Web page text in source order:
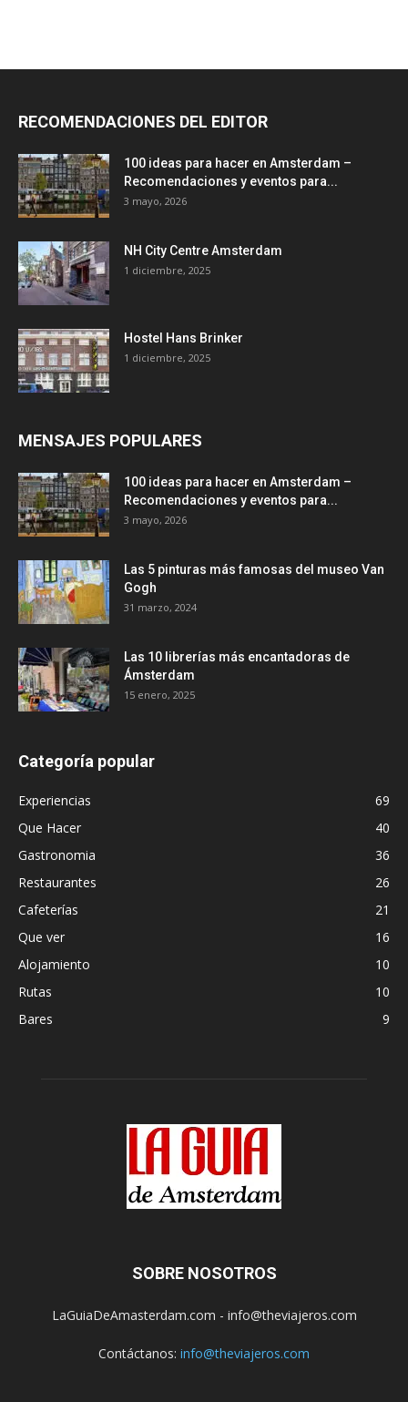
RECOMENDACIONES DEL EDITOR
100 ideas para hacer en Amsterdam –
Recomendaciones y eventos para...
3 mayo, 2026
NH City Centre Amsterdam
1 diciembre, 2025
Hostel Hans Brinker
1 diciembre, 2025
MENSAJES POPULARES
100 ideas para hacer en Amsterdam –
Recomendaciones y eventos para...
3 mayo, 2026
Las 5 pinturas más famosas del museo Van
Gogh
31 marzo, 2024
Las 10 librerías más encantadoras de
Ámsterdam
15 enero, 2025
Categoría popular
Experiencias
69
Que Hacer
40
Gastronomia
36
Restaurantes
26
Cafeterías
21
Que ver
16
Alojamiento
10
Rutas
10
Bares
9
SOBRE NOSOTROS
LaGuiaDeAmasterdam.com - info@theviajeros.com
Contáctanos: info@theviajeros.com